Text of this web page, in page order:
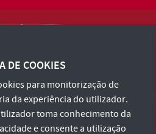
e Política de Privacidade
de Acessibilidade
DE COOKIES
para monitorização de
da experiência do utilizador.
toma conhecimento da
e consente a utilização